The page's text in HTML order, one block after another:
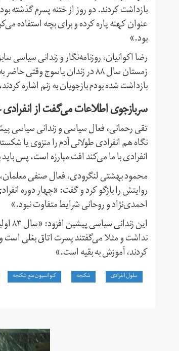
بازداشت کردند. دو روز از ختنه پسرم گذشته
عنوان کهنه پاره کرده و برای بچه استفاده
بود.»
رضا اکوانیان، روزنامه‌نگار و زندانی
زمستان سال ۸۸ در زندان یاسوج
بازداشت شده بودم بازجویان به زنم اشاره کردند، در سال‌های ۹۲ و ۹۶ هر بار به بازجویان
سربازجوی اطلاعات می‌گفت از
تقی رحمانی، فعال سیاسی و زندانی سیاسی
نگاه هم انفرادی طولانی آدم را منزوی یا
انفرادی با ما می‌کند افت مبارزه است، پس
محمود بهشتی لنگرودی، فعال صنفی
روایتش را بازگو کرد و گفت: «چهار دوره
احمدی‌نژاد و روحانی شرایط متفاوت نبود.»
نداشت و مثلا می‌گفتند پسرت اتاق بغلی
کردند، آموزش به بقیه است.»
سلول انفرادی شکنجه کنوانسیون منع شکنجه